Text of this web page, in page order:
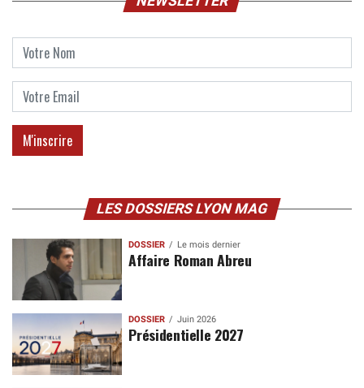
LES DOSSIERS LYON MAG
DOSSIER Le mois dernier
Affaire Roman Abreu
DOSSIER Juin 2026
Présidentielle 2027